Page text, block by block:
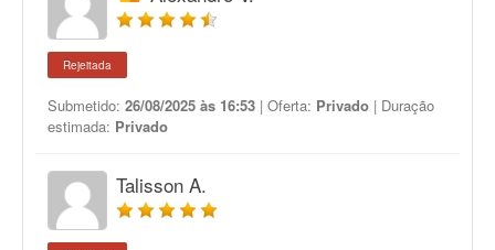
Rejeitada
Submetido: 26/08/2025 às 16:53 | Oferta: Privado | Duração
estimada: Privado
Talisson A.